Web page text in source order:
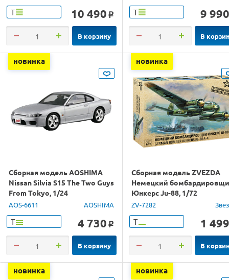
Т 10 490 o
В корзину
Т 9 990
В
новинка
Сборная модель AOSHIMA
Nissan Silvia S15 The Two Guys
From Tokyo, 1/24
AOS-6611 AOSHIMA
Т 4 730 o
В корзину
новинка
Сборная модель ZVEZDA
Немецкий
Юнкерс Ju-88, 1/72
ZV-7282
Т 1 499
В
новинка новинка